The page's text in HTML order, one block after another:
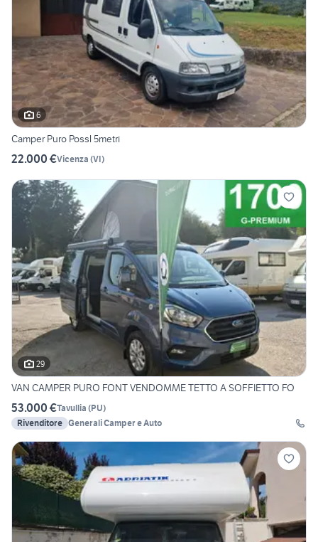
6
Camper Puro Possl 5metri
22.000 €Vicenza (VI)
29
VAN CAMPER PURO FONT VENDOMME TETTO A SOFFIETTO FO
53.000 €Tavullia (PU)
Rivenditore Generali Camper e Auto